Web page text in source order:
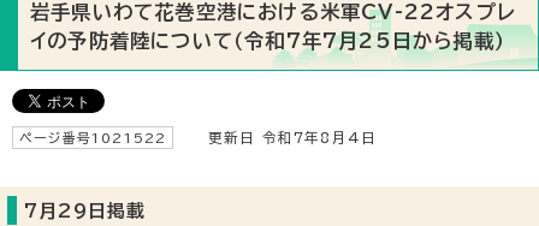
岩手県いわて花巻空港における米軍CV-22オスプレ
イの予防着陸について（令和7年7月25日から掲載）
ページ番号1021522 更新日 令和7年8月4日
7月29日掲載